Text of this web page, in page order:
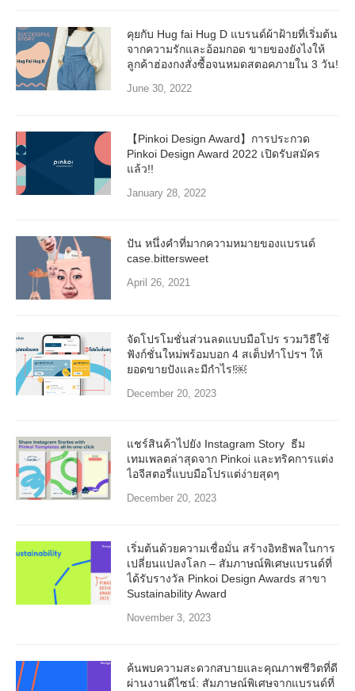
คุยกับ Hug fai Hug D แบรนด์ผ้าฝ้ายที่เริ่มต้น
จากความรักและอ้อมกอด ขายของยังไงให้
ลูกค้าฮ่องกงสั่งซื้อจนหมดสตอคภายใน 3 วัน!
June 30, 2022
【Pinkoi Design Award】การประกวด
Pinkoi Design Award 2022 เปิดรับสมัคร
แล้ว!!
January 28, 2022
ปัน หนึ่งคำที่มากความหมายของแบรนด์
case.bittersweet
April 26, 2021
จัดโปรโมชั่นส่วนลดแบบมือโปร รวมวิธีใช้
ฟังก์ชั่นใหม่พร้อมบอก 4 สเต็ปทำโปรฯ ให้
ยอดขายปังและมีกำไร!￼
December 20, 2023
แชร์สินค้าไปยัง Instagram Story ธีม
เทมเพลตล่าสุดจาก Pinkoi และทริคการแต่ง
ไอจีสตอรี่แบบมือโปรแต่ง่ายสุดๆ
December 20, 2023
เริ่มต้นด้วยความเชื่อมั่น สร้างอิทธิพลในการ
เปลี่ยนแปลงโลก – สัมภาษณ์พิเศษแบรนด์ที่
ได้รับรางวัล Pinkoi Design Awards สาขา
Sustainability Award
November 3, 2023
ค้นพบความสะดวกสบายและคุณภาพชีวิตที่ดี
ผ่านงานดีไซน์: สัมภาษณ์พิเศษจากแบรนด์ที่